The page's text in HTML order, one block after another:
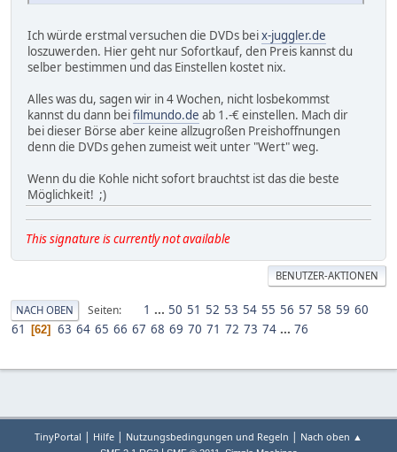
Ich würde erstmal versuchen die DVDs beix-juggler.de
loszuwerden. Hier geht nur Sofortkauf, den Preis kannst du
selber bestimmen und das Einstellen kostet nix.
Alles was du, sagen wir in 4 Wochen, nicht losbekommst
kannst du dann beifilmundo.de ab 1.-€ einstellen. Mach dir
bei dieser Börse aber keine allzugroßen Preishoffnungen
denn die DVDs gehen zumeist weit unter "Wert" weg.
Wenn du die Kohle nicht sofort brauchtst ist das die beste
Möglichkeit! ;)
This signature is currently not available
BENUTZER-AKTIONEN
NACH OBEN Seiten 1 ... 50 51 52 53 54 55 56 57 58 59 60
61
62 63 64 65 66 67 68 69 70 71 72 73 74 ... 76
TinyPortal | Hilfe | Nutzungsbedingungen und Regeln | Nach oben ▲